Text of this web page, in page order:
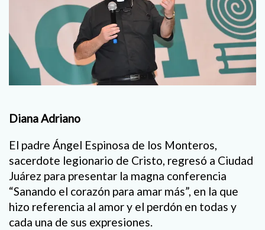
Diana Adriano
El padre Ángel Espinosa de los Monteros,
sacerdote legionario de Cristo, regresó a Ciudad
Juárez para presentar la magna conferencia
“Sanando el corazón para amar más”, en la que
hizo referencia al amor y el perdón en todas y
cada una de sus expresiones.